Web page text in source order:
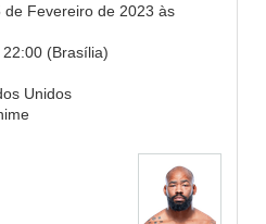
de Fevereiro de 2023 às
22:00 (Brasília)
Unidos